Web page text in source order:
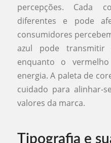
percepções. Cada
diferentes e pode
consumidores
azul pode transmitir
enquanto o
energia. A paleta de
cuidado para alinhar-
valores da marca.
Tipografia e